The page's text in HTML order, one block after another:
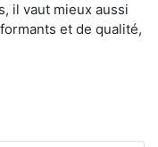
il vaut mieux aussi
et de qualité,